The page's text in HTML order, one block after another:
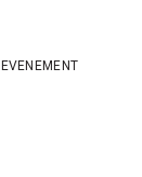
EVENEMENT